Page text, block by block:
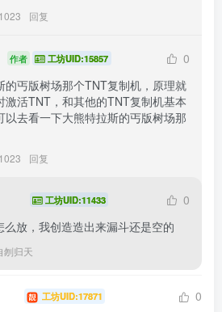
回复
作者 工坊UID:15857
0
的丐版树场那个TNT复制机，原理就
激活TNT，和其他的TNT复制机基本
以去看一下大熊特拉斯的丐版树场那
回复
工坊UID:11433
0
放，我创造造出来漏斗还是空的
刎归天
工坊UID:17871
0